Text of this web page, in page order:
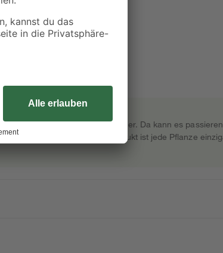
Bestellung direkt beim Gärtner. Da kann es
Pflanze freuen! Als Naturprodukt ist jede Pflanze